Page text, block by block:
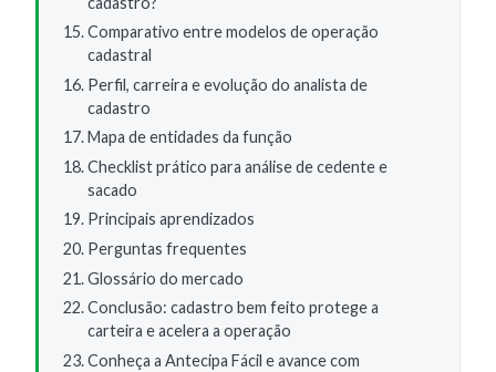
Comparativo entre modelos de operação
cadastral
Perfil, carreira e evolução do analista de
cadastro
Mapa de entidades da função
Checklist prático para análise de cedente e
sacado
Principais aprendizados
Perguntas frequentes
Glossário do mercado
Conclusão: cadastro bem feito protege a
carteira e acelera a operação
Conheça a Antecipa Fácil e avance com